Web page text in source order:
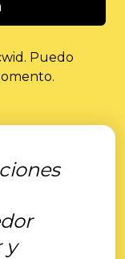
Puedo
y